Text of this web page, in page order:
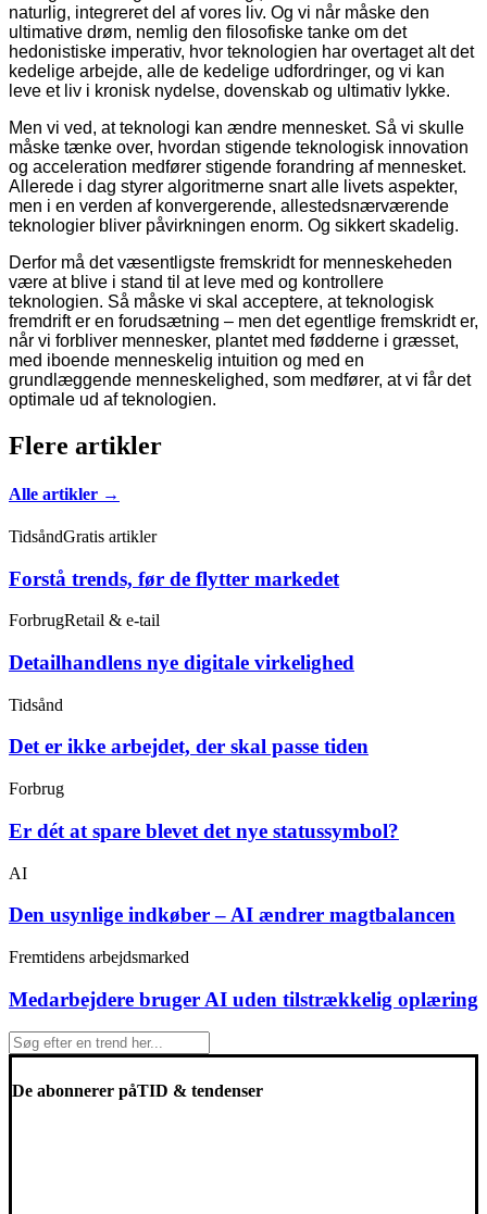
naturlig, integreret del af vores liv. Og vi når måske den
ultimative drøm, nemlig den filosofiske tanke om det
hedonistiske imperativ, hvor teknologien har overtaget alt det
kedelige arbejde, alle de kedelige udfordringer, og vi kan
leve et liv i kronisk nydelse, dovenskab og ultimativ lykke.
Men vi ved, at teknologi kan ændre mennesket. Så vi skulle
måske tænke over, hvordan stigende teknologisk innovation
og acceleration medfører stigende forandring af mennesket.
Allerede i dag styrer algoritmerne snart alle livets aspekter,
men i en verden af konvergerende, allestedsnærværende
teknologier bliver påvirkningen enorm. Og sikkert skadelig.
Derfor må det væsentligste fremskridt for menneskeheden
være at blive i stand til at leve med og kontrollere
teknologien. Så måske vi skal acceptere, at teknologisk
fremdrift er en forudsætning – men det egentlige fremskridt er,
når vi forbliver mennesker, plantet med fødderne i græsset,
med iboende menneskelig intuition og med en
grundlæggende menneskelighed, som medfører, at vi får det
optimale ud af teknologien.
Flere artikler
Alle artikler →
TidsåndGratis artikler
Forstå trends, før de flytter markedet
ForbrugRetail & e-tail
Detailhandlens nye digitale virkelighed
Tidsånd
Det er ikke arbejdet, der skal passe tiden
Forbrug
Er dét at spare blevet det nye statussymbol?
AI
Den usynlige indkøber – AI ændrer magtbalancen
Fremtidens arbejdsmarked
Medarbejdere bruger AI uden tilstrækkelig oplæring
De abonnerer påTID & tendenser